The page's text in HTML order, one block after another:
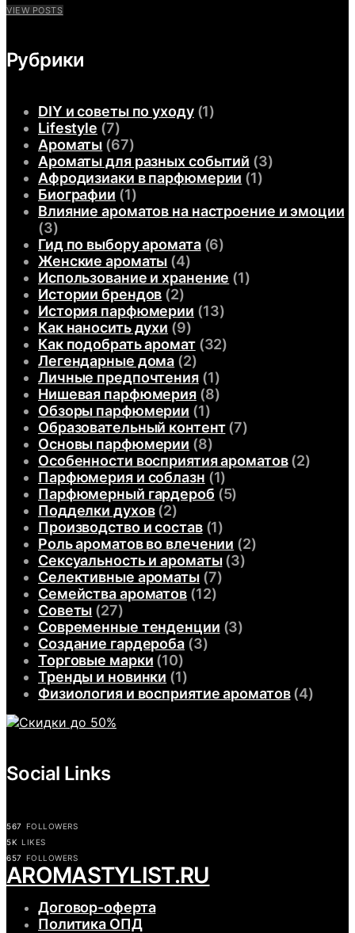
VIEW POSTS
Рубрики
DIY и советы по уходу(1)
Lifestyle (7)
Ароматы (67)
Ароматы для разных событий (3)
Афродизиаки в парфюмерии (1)
Биографии (1)
Влияние ароматов на настроение и эмоции
(3)
Гид по выбору аромата(6)
Женские ароматы (4)
Использование и хранение (1)
Истории брендов (2)
История парфюмерии (13)
Как наносить духи (9)
Как подобрать аромат(32)
Легендарные дома (2)
Личные предпочтения(1)
Нишевая парфюмерия(8)
Обзоры парфюмерии (1)
Образовательный контент(7)
Основы парфюмерии (8)
Особенности восприятия ароматов(2)
Парфюмерия и соблазн (1)
Парфюмерный гардероб (5)
Подделки духов(2)
Производство и состав(1)
Роль ароматов во влечении (2)
Сексуальность и ароматы(3)
Селективные ароматы(7)
Семейства ароматов(12)
Советы (27)
Современные тенденции (3)
Создание гардероба(3)
Торговые марки (10)
Тренды и новинки (1)
Физиология и восприятие ароматов(4)
Social Links
567 FOLLOWERS
5K LIKES
657 FOLLOWERS
АROMASTYLIST.RU
Договор-оферта
Политика ОПД